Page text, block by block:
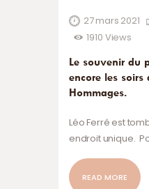
27 mars 2021
1910 Views
Le souvenir du
encore les soirs
Hommages.
Léo Ferré est
endroit unique.
il y composa
READ MORE